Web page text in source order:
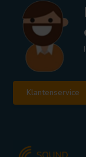
Klantenservice